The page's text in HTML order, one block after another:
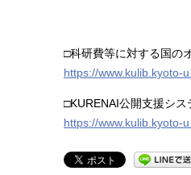
□科研費等に対する国の
https://www.kulib.kyoto-
□KURENAI公開支援シス
https://www.kulib.kyoto-